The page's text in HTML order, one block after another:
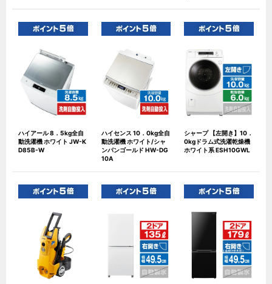
ハイアール 8．5kg全自
動洗濯機 ホワイト JW-K
D85B-W
ハイセンス 10．0kg全自
動洗濯機 ホワイト/シャ
ンパンゴールド HW-DG
10A
シャープ 【左開き】10．
0kgドラム式洗濯乾燥機
ホワイト系 ESH10GWL